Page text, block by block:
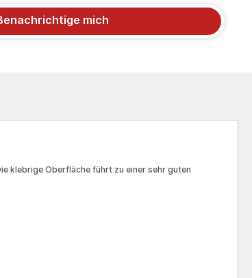
mich
klebrige Oberfläche führt zu einer sehr guten